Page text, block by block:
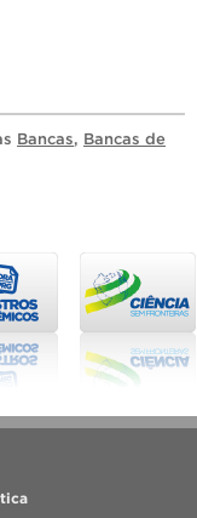
Bancas, Bancas de